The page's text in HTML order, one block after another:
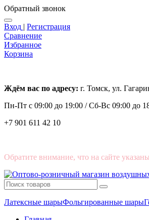
Обратный звонок
Вход | Регистрация
Сравнение
Избранное
Корзина
Ждём вас по адресу: г. Томск, ул.
Пн-Пт с 09:00 до 19:00 /Сб-Вс 09:00 до
+7 901 611 42 10
Обратите внимание, что на сайте
Латексные шарыФольгированные шары